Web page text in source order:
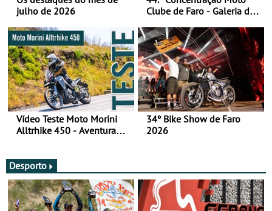
julho de 2026
Clube de Faro - Galeria de
Vídeo Teste Moto Morini
Alltrhike 450 - Aventura
34º Bike Show de Faro
2026
Desporto